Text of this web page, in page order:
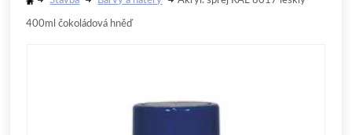
400ml čokoládová hněď